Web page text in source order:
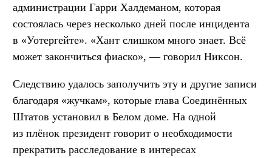
администрации Гарри Халдеманом, которая
состоялась через несколько дней после инцидента
в «Уотергейте». «Хант слишком много знает. Всё
может закончиться фиаско», — говорил Никсон.
Следствию удалось заполучить эту и другие записи
благодаря «жучкам», которые глава Соединённых
Штатов установил в Белом доме. На одной
из плёнок президент говорит о необходимости
прекратить расследование в интересах